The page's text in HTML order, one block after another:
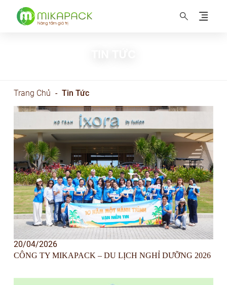
MIKAPACK Nâng tầm thương hiệu
Trang Chủ - Tin Tức
20/04/2026
CÔNG TY MIKAPACK – DU LỊCH NGHỈ DƯỠNG 2026